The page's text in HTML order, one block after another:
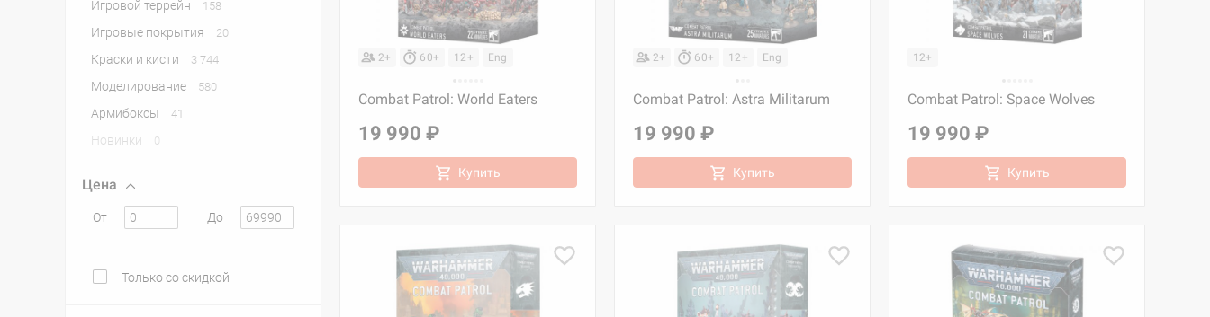
Игровой террейн 158
Игровые покрытия 20
Краски и кисти 3 744
Моделирование 580
Армибоксы 41
Новинки 0
Цена
От До
Только со скидкой
2+ 60+ 12+ Eng
Combat Patrol: World Eaters
19 990 ₽
Купить
2+ 60+ 12+ Eng
Combat Patrol: Astra Militarum
19 990 ₽
Купить
12+
Combat Patrol: Space Wolves
19 990 ₽
Купить